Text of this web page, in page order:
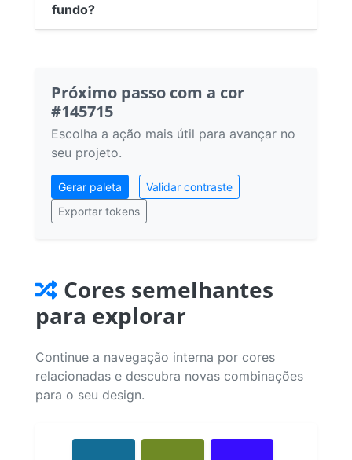
fundo?
Próximo passo com a cor
#145715
Escolha a ação mais útil para avançar no
seu projeto.
Gerar paleta
Validar contraste
Exportar tokens
Cores semelhantes
para explorar
Continue a navegação interna por cores
relacionadas e descubra novas combinações
para o seu design.